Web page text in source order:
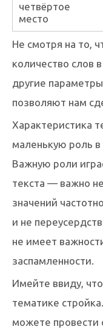
четвёртое
место
Не смотря на то,
количество слов
другие
позволяют нам
Характеристика
маленькую роль
Важную роли
текста — важно
значений
и не
не имеет
заспамленности.
Имейте ввиду,
тематике
можете провести